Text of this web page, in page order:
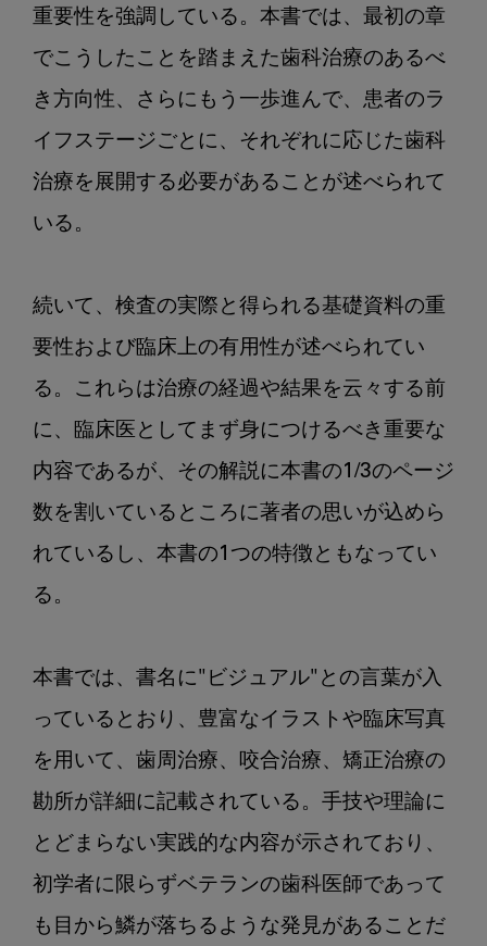
重要性を強調している。本書では、最初の章
でこうしたことを踏まえた歯科治療のあるべ
き方向性、さらにもう一歩進んで、患者のラ
イフステージごとに、それぞれに応じた歯科
治療を展開する必要があることが述べられて
いる。
続いて、検査の実際と得られる基礎資料の重
要性および臨床上の有用性が述べられてい
る。これらは治療の経過や結果を云々する前
に、臨床医としてまず身につけるべき重要な
内容であるが、その解説に本書の1/3のページ
数を割いているところに著者の思いが込めら
れているし、本書の1つの特徴ともなってい
る。
本書では、書名に"ビジュアル"との言葉が入
っているとおり、豊富なイラストや臨床写真
を用いて、歯周治療、咬合治療、矯正治療の
勘所が詳細に記載されている。手技や理論に
とどまらない実践的な内容が示されており、
初学者に限らずベテランの歯科医師であって
も目から鱗が落ちるような発見があることだ